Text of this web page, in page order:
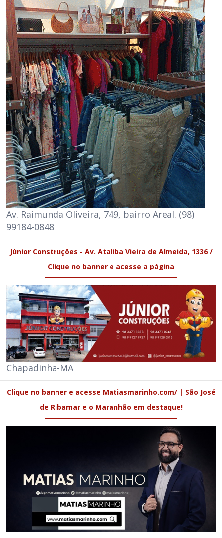
Av. Raimunda Oliveira, 749, bairro Areal. (98)
99184-0848
Júnior Construções - Av. Ataliba Vieira de Almeida, 1336 /
Clique no banner e acesse a página
Chapadinha-MA
Clique no banner e acesse Matiasmarinho.com/ | São José
de Ribamar e o Maranhão em destaque!